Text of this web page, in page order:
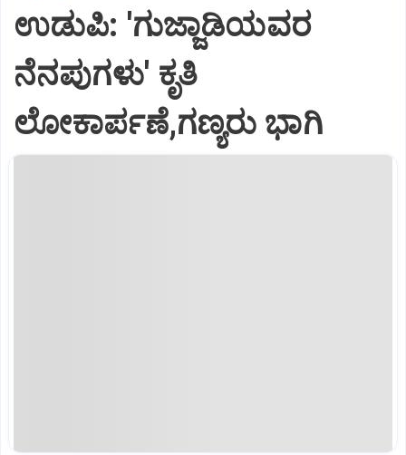
ಉಡುಪಿ: 'ಗುಜ್ಜಾಡಿಯವರ
ನೆನಪುಗಳು' ಕೃತಿ
ಲೋಕಾರ್ಪಣೆ,ಗಣ್ಯರು ಭಾಗಿ